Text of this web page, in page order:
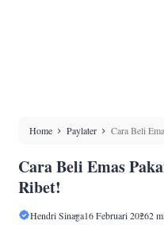
Home Paylater Cara Beli
Cara Beli Emas
Ribet!
Hendri Sinaga16 Februari 20262